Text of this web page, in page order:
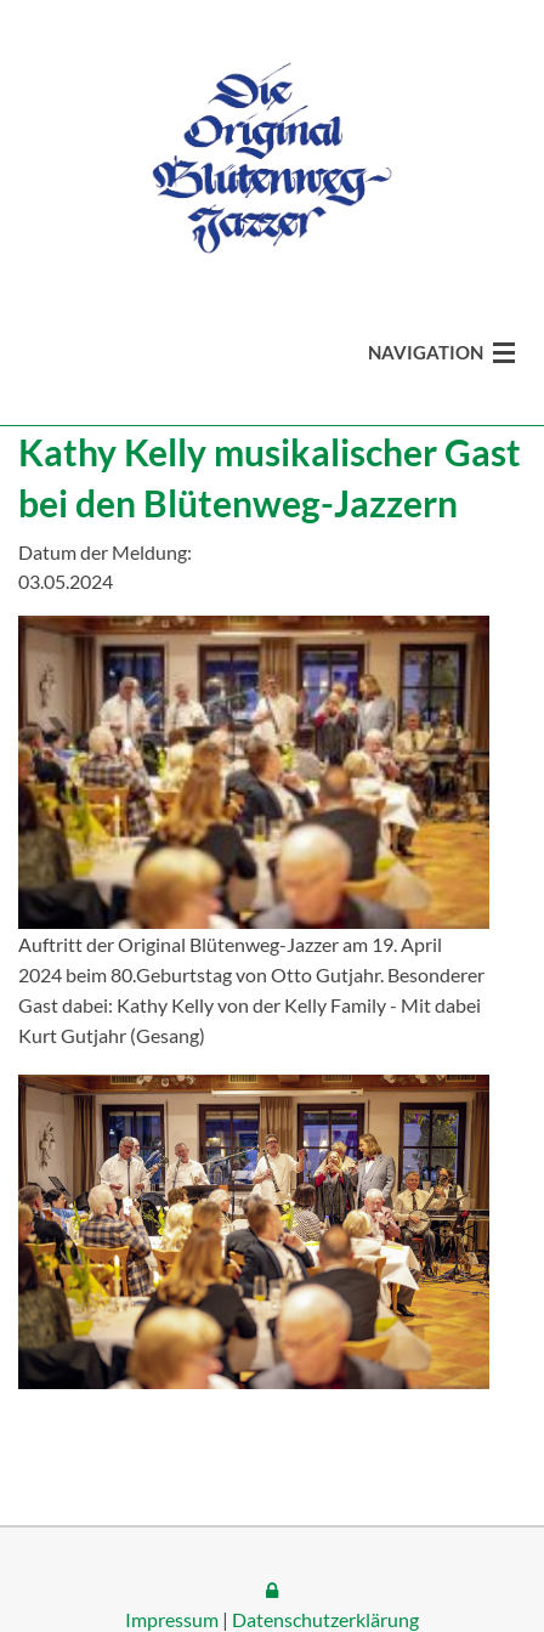
NAVIGATION
aktuell
Band
Media
Info / Presse
Termine
Shop
Reisen
Kontakt
Gästebuch
Links
Kathy Kelly musikalischer Gast
bei den Blütenweg-Jazzern
Datum der Meldung:
03.05.2024
Auftritt der Original Blütenweg-Jazzer am 19. April
2024 beim 80.Geburtstag von Otto Gutjahr. Besonderer
Gast dabei: Kathy Kelly von der Kelly Family - Mit dabei
Kurt Gutjahr (Gesang)
Impressum | Datenschutzerklärung